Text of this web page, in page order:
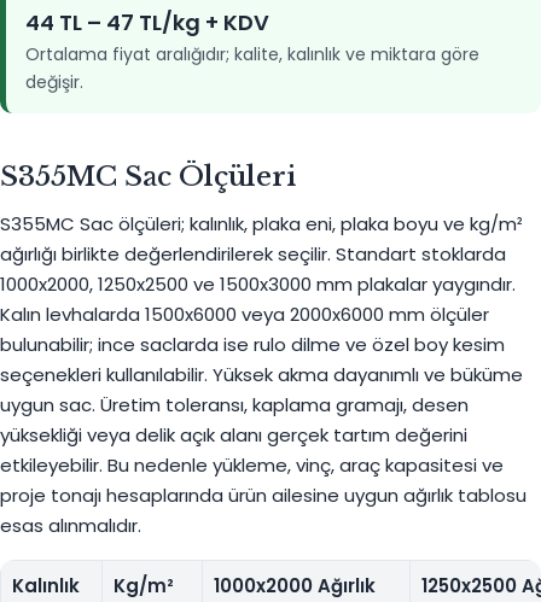
44 TL – 47 TL/kg + KDV
Ortalama fiyat aralığıdır; kalite, kalınlık ve miktara göre
değişir.
S355MC Sac Ölçüleri
S355MC Sac ölçüleri; kalınlık, plaka eni, plaka boyu ve kg/m²
ağırlığı birlikte değerlendirilerek seçilir. Standart stoklarda
1000x2000, 1250x2500 ve 1500x3000 mm plakalar yaygındır.
Kalın levhalarda 1500x6000 veya 2000x6000 mm ölçüler
bulunabilir; ince saclarda ise rulo dilme ve özel boy kesim
seçenekleri kullanılabilir. Yüksek akma dayanımlı ve büküme
uygun sac. Üretim toleransı, kaplama gramajı, desen
yüksekliği veya delik açık alanı gerçek tartım değerini
etkileyebilir. Bu nedenle yükleme, vinç, araç kapasitesi ve
proje tonajı hesaplarında ürün ailesine uygun ağırlık tablosu
esas alınmalıdır.
Kalınlık Kg/m² 1000x2000 Ağırlık 1250x2500